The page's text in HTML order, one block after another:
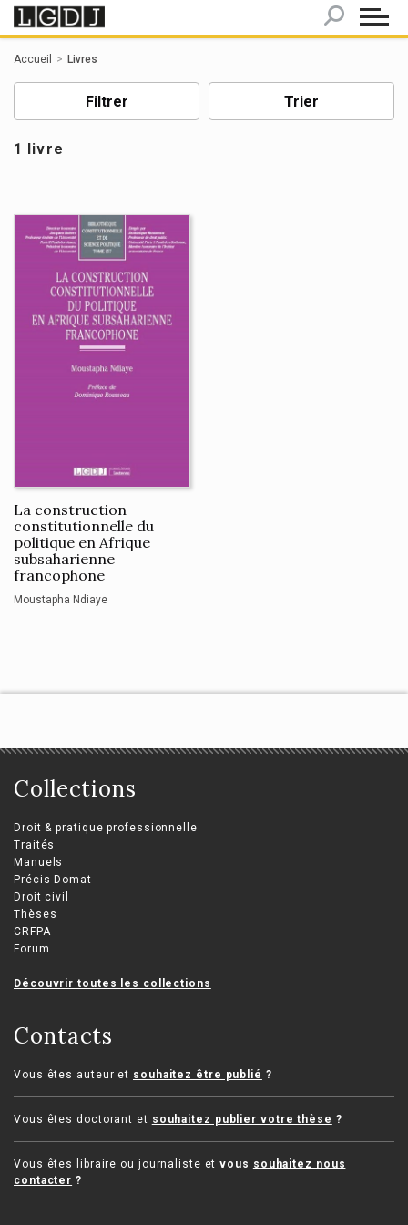
Accueil Livres
Filtrer Trier
1 livre
La construction
constitutionnelle du
politique en Afrique
subsaharienne
francophone
Moustapha Ndiaye
Collections
Droit & pratique professionnelle
Traités
Manuels
Précis Domat
Droit civil
Thèses
CRFPA
Forum
Découvrir toutes les collections
Contacts
Vous êtes auteur et souhaitez être publié ?
Vous êtes doctorant et souhaitez publier votre thèse ?
Vous êtes libraire ou journaliste etvous souhaitez nous
contacter ?
Panneau de gestion des cookies